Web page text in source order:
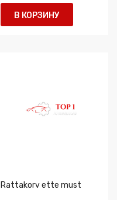
В КОРЗИНУ
Rattakorv ette must